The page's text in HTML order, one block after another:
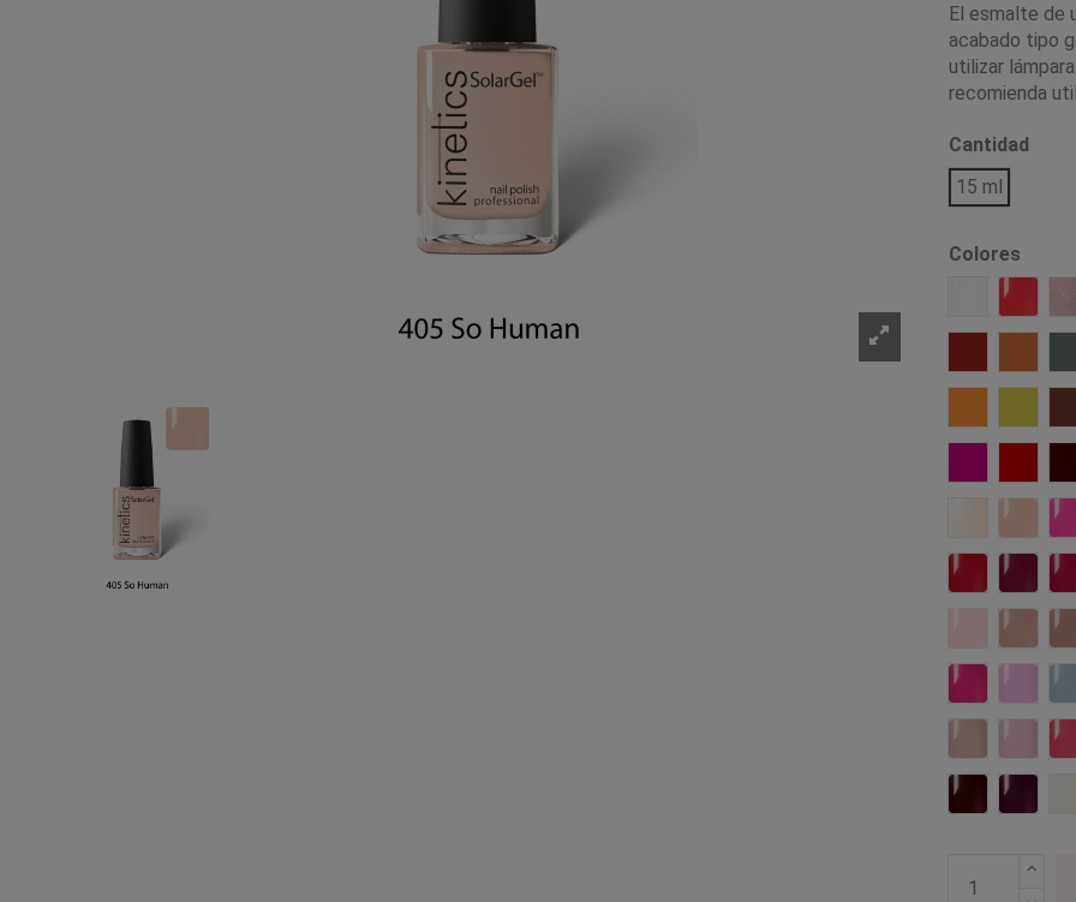
El esmalte de
acabado tipo
utilizar
recomienda
Cantidad
15 ml
Colores
001
006 Zephyr
059
383 Nothing
384
478 Skin Twin
479
498 Wild499
526 Spirit Of
527
546 Cherry
547